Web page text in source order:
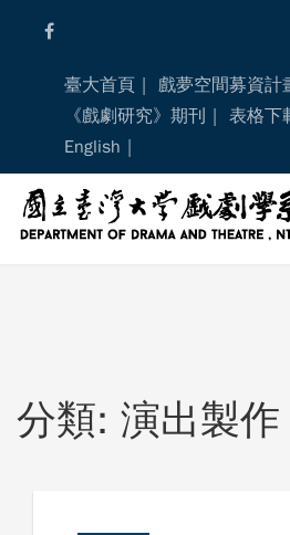
臺大首頁 戲夢空間募資計
《戲劇研究》期刊
表格下
English
分類: 演出製作